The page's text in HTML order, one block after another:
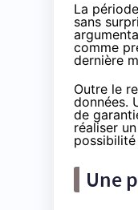
La
sans
comme
dernière
Outre le
données.
de
réaliser
possibilité
Une